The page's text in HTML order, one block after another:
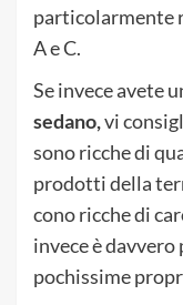
particolarmente
A e C.
Se invece avete
sedano,vi
sono ricche di
prodotti della
cono ricche di
invece è davvero
pochissime